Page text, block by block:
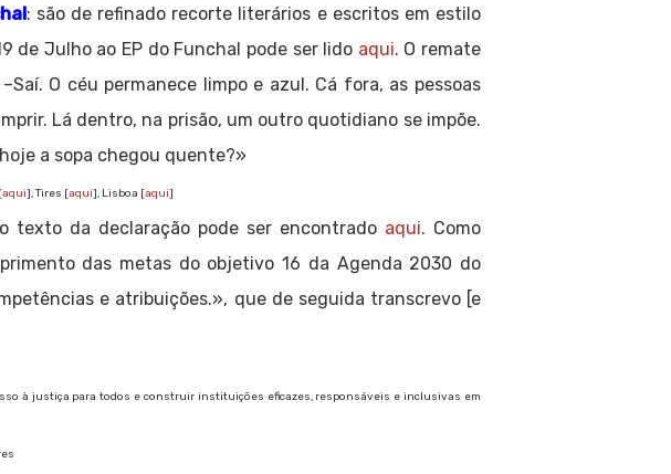
: são de refinado recorte literários e escritos em estilo
de Julho ao EP do Funchal pode ser lido aqui. O remate
O céu permanece limpo e azul. Cá fora, as pessoas
Lá dentro, na prisão, um outro quotidiano se impõe.
a sopa chegou quente?»
aqui], Tires [aqui], Lisboa [aqui]
texto da declaração pode ser encontrado aqui. Como
das metas do objetivo 16 da Agenda 2030 do
e atribuições.», que de seguida transcrevo [e
à justiça para todos e construir instituições eficazes, responsáveis e inclusivas em